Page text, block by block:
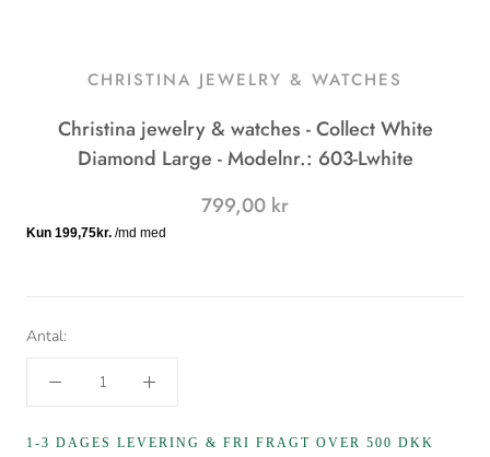
CHRISTINA JEWELRY & WATCHES
Christina jewelry & watches - Collect White
Diamond Large - Modelnr.: 603-Lwhite
799,00 kr
Antal:
1-3 DAGES LEVERING & FRI FRAGT OVER 500 DKK